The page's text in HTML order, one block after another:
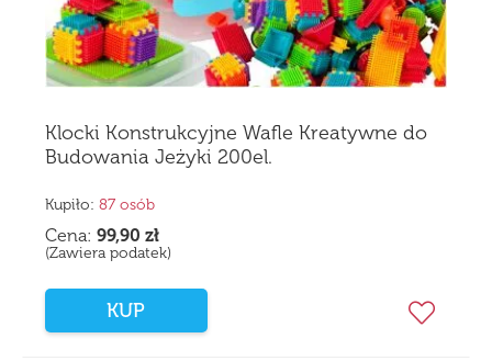
Klocki Konstrukcyjne Wafle Kreatywne do
Budowania Jeżyki 200el.
Kupiło: 87 osób
Cena: 99,90 zł
(Zawiera podatek)
KUP